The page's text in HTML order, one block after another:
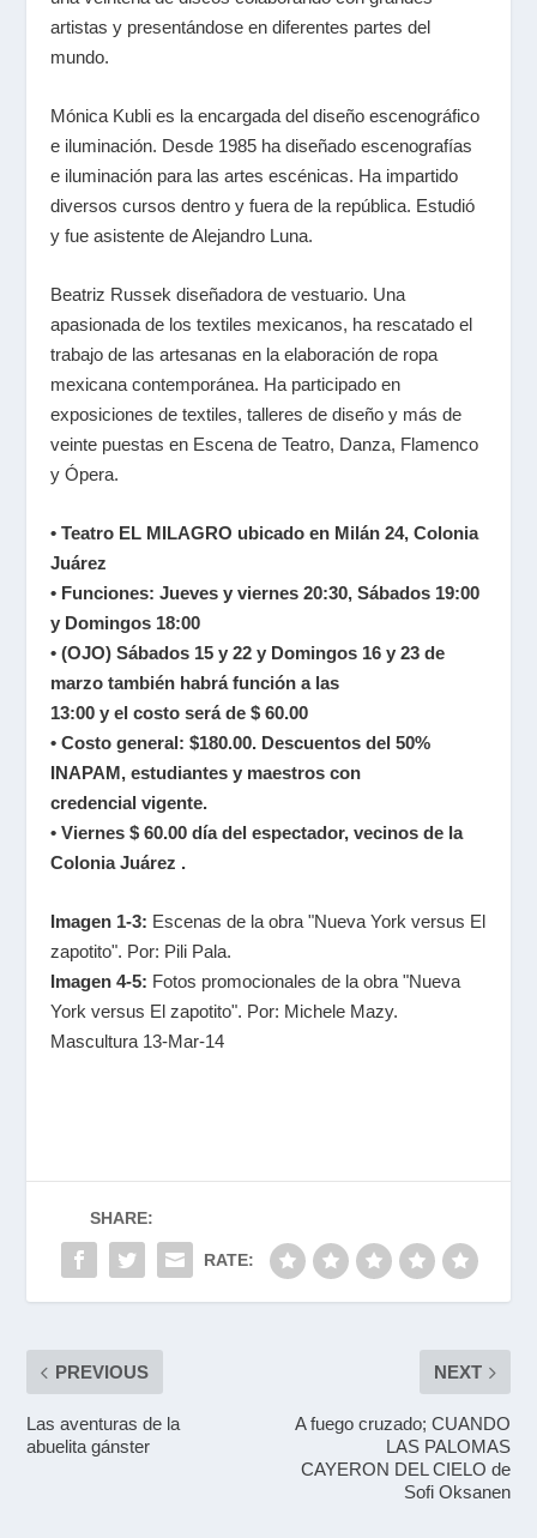
artistas y presentándose en diferentes partes del
mundo.
Mónica Kubli es la encargada del diseño escenográfico
e iluminación. Desde 1985 ha diseñado escenografías
e iluminación para las artes escénicas. Ha impartido
diversos cursos dentro y fuera de la república. Estudió
y fue asistente de Alejandro Luna.
Beatriz Russek diseñadora de vestuario. Una
apasionada de los textiles mexicanos, ha rescatado el
trabajo de las artesanas en la elaboración de ropa
mexicana contemporánea. Ha participado en
exposiciones de textiles, talleres de diseño y más de
veinte puestas en Escena de Teatro, Danza, Flamenco
y Ópera.
• Teatro EL MILAGRO ubicado en Milán 24, Colonia
Juárez
• Funciones: Jueves y viernes 20:30, Sábados 19:00
y Domingos 18:00
• (OJO) Sábados 15 y 22 y Domingos 16 y 23 de
marzo también habrá función a las
13:00 y el costo será de $ 60.00
• Costo general: $180.00. Descuentos del 50%
INAPAM, estudiantes y maestros con
credencial vigente.
• Viernes $ 60.00 día del espectador, vecinos de la
Colonia Juárez .
Imagen 1-3: Escenas de la obra "Nueva York versus El
zapotito". Por: Pili Pala.
Imagen 4-5: Fotos promocionales de la obra "Nueva
York versus El zapotito". Por: Michele Mazy.
Mascultura 13-Mar-14
SHARE:
RATE:
PREVIOUS
Las aventuras de la
abuelita gánster
NEXT
A fuego cruzado; CUANDO
LAS PALOMAS
CAYERON DEL CIELO de
Sofi Oksanen